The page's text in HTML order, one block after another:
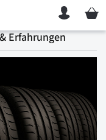
Mein
Erfahrungen